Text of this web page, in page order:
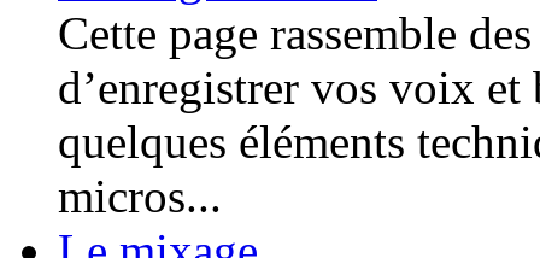
Cette page rassemble
d’enregistrer vos voix et
quelques éléments
micros...